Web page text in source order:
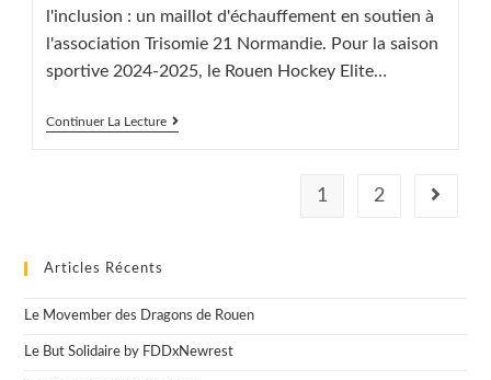
l'inclusion : un maillot d'échauffement en soutien à
l'association Trisomie 21 Normandie. Pour la saison
sportive 2024-2025, le Rouen Hockey Elite…
Continuer La LectureUn
1 2 Aller à
Articles Récents
Le Movember des Dragons de Rouen
Le But Solidaire by FDDxNewrest